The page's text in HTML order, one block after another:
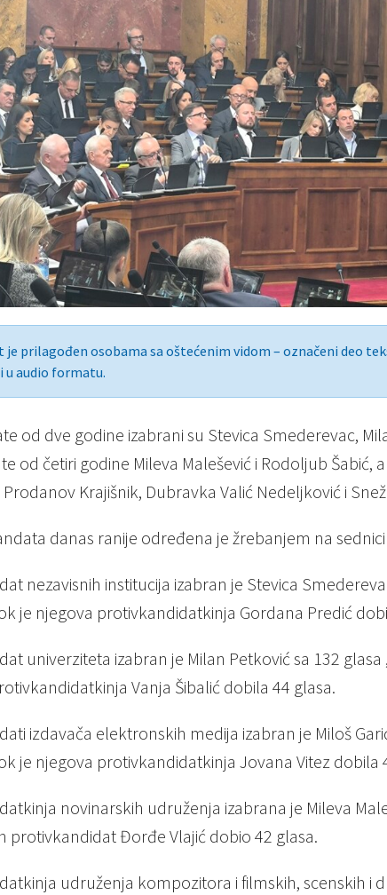
je prilagođen osobama sa oštećenim vidom – označeni deo
u audio formatu.
od dve godine izabrani su Stevica Smederevac,
od četiri godine Mileva Malešević i Rodoljub Šabić,
Krajišnik, Dubravka Valić Nedeljković i
danas ranije određena je žrebanjem na
nezavisnih institucija izabran je Stevica
je njegova protivkandidatkinja Gordana Predić
univerziteta izabran je Milan Petković sa 132 glasa
Vanja Šibalić dobila 44 glasa.
izdavača elektronskih medija izabran je Miloš
je njegova protivkandidatkinja Jovana Vitez dobila
novinarskih udruženja izabrana je Mileva
protivkandidat Đorđe Vlajić dobio 42 glasa.
udruženja kompozitora i filmskih, scenskih i